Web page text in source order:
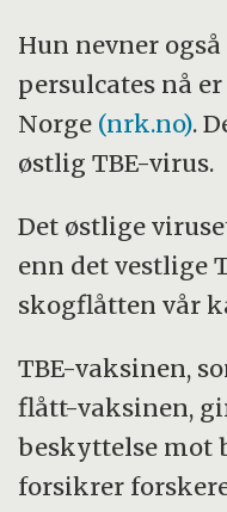
Hun nevner
persulcates nå
Norge (nrk.no).
østlig TBE-virus.
Det østlige
enn det vestlige
skogflåtten vår
TBE-vaksinen,
flått-vaksinen,
beskyttelse mot
forsikrer